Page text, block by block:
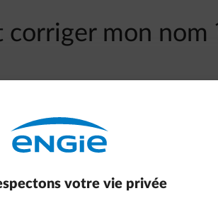
corriger mon nom
radicale, car il nous permet d'identifier
client sur le web ou via votre Smart App.
décès ou séparation), veuillez contacter
votre vie privée